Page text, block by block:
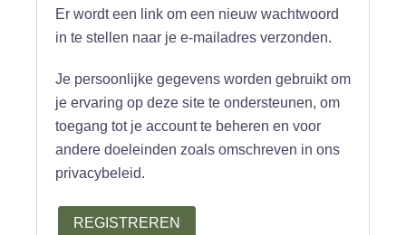
Er wordt een link om een nieuw wachtwoord
in te stellen naar je e-mailadres verzonden.
Je persoonlijke gegevens worden gebruikt om
je ervaring op deze site te ondersteunen, om
toegang tot je account te beheren en voor
andere doeleinden zoals omschreven in ons
privacybeleid.
REGISTREREN